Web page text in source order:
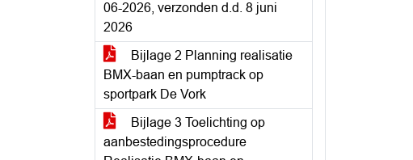
06-2026, verzonden d.d. 8 juni
2026
Bijlage 2 Planning realisatie
BMX-baan en pumptrack op
sportpark De Vork
Bijlage 3 Toelichting op
aanbestedingsprocedure